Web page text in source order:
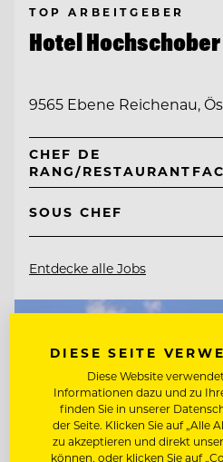
TOP ARBEITGEBER
Hotel Hochschober
9565 Ebene Reichenau,
CHEF DE
RANG/
SOUS CHEF
Entdecke alle Jobs
DIESE SEITE
Diese Website
Informationen dazu und zu
finden Sie in unserer
der Seite. Klicken Sie auf „Alle
zu akzeptieren und direkt
können, oder klicken Sie auf